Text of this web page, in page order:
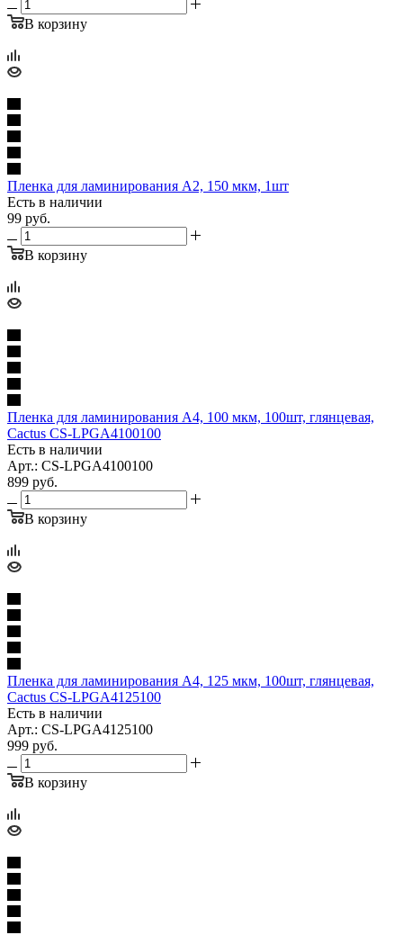
В корзину
Пленка для ламинирования A2, 150 мкм, 1шт
Есть в наличии
99 руб.
В корзину
Пленка для ламинирования A4, 100 мкм, 100шт, глянцевая,
Cactus CS-LPGA4100100
Есть в наличии
Арт.: CS-LPGA4100100
899 руб.
В корзину
Пленка для ламинирования A4, 125 мкм, 100шт, глянцевая,
Cactus CS-LPGA4125100
Есть в наличии
Арт.: CS-LPGA4125100
999 руб.
В корзину